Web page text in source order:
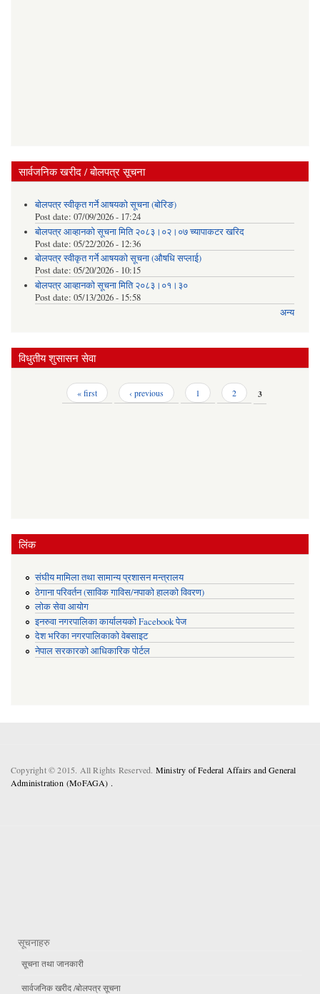
सार्वजनिक खरीद / बोलपत्र सूचना
बोलपत्र स्वीकृत गर्ने आषयको सूचना (बोरिङ)
Post date: 07/09/2026 - 17:24
बोलपत्र आव्हानको सूचना मिति २०८३।०२।०७ च्यापाकटर खरिद
Post date: 05/22/2026 - 12:36
बोलपत्र स्वीकृत गर्ने आषयको सूचना (औषधि सप्लाई)
Post date: 05/20/2026 - 10:15
बोलपत्र आव्हानको सूचना मिति २०८३।०१।३०
Post date: 05/13/2026 - 15:58
अन्य
विधुतीय शुसासन सेवा
« first ‹ previous 1 2 3
लिंक
संघीय मामिला तथा सामान्य प्रशासन मन्त्रालय
ठेगाना परिवर्तन (साविक गाविस/नपाको हालको विवरण)
लोक सेवा आयोग
इनरुवा नगरपालिका कार्यालयको Facebook पेज
देश भरिका नगरपालिकाको वेबसाइट
नेपाल सरकारको आधिकारिक पोर्टल
Copyright © 2015. All Rights Reserved. Ministry of Federal Affairs and General
Administration (MoFAGA) .
सूचनाहरु
सूचना तथा जानकारी
सार्वजनिक खरीद /बोलपत्र सूचना